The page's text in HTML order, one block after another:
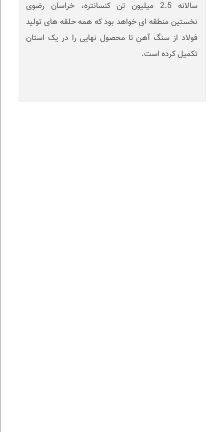
سالانه 2.5 میلیون تن کنسانتره، خراسان رضوی
نخستین منطقه ای خواهد بود که همه حلقه های تولید
فولاد از سنگ آهن تا محصول نهایی را در یک استان
تکمیل کرده است.